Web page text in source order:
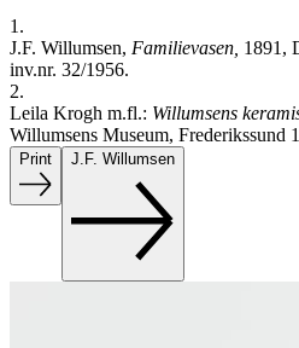
1.
J.F. Willumsen, Familievasen, 1891,
inv.nr. 32/1956.
2.
Leila Krogh m.fl.: Willumsens
Willumsens Museum, Frederikssund
Print J.F. Willumsen